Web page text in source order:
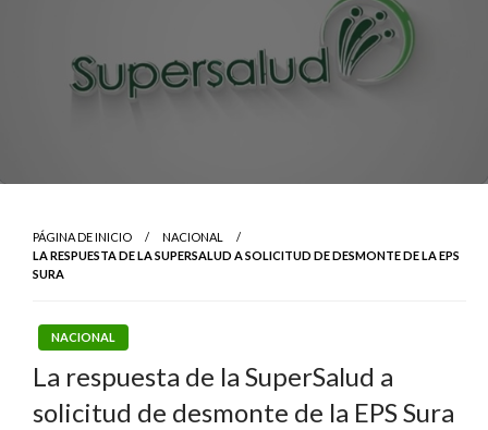
PÁGINA DE INICIO
NACIONAL
LA RESPUESTA DE LA SUPERSALUD A SOLICITUD DE DESMONTE DE LA EPS
SURA
NACIONAL
La respuesta de la SuperSalud a
solicitud de desmonte de la EPS Sura